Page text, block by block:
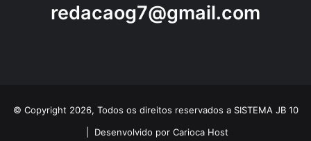
redacaog7@gmail.com
© Copyright 2026, Todos os direitos reservados a SISTEMA JB 10
Desenvolvido por Carioca Host